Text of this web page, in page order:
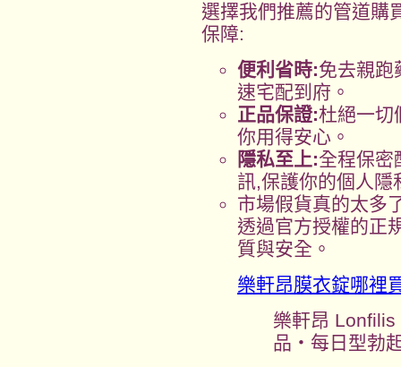
選擇我們推薦的管道購
保障:
便利省時:免去親跑
速宅配到府。
正品保證:杜絕一切
你用得安心。
隱私至上:全程保密
訊,保護你的個人隱
市場假貨真的太多
透過官方授權的正
質與安全。
樂軒昂膜衣錠哪裡
樂軒昂
品・每日型勃